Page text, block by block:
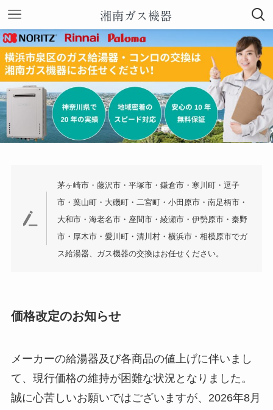
茅ヶ崎市・藤沢市・平塚市・鎌倉市・寒川町・逗子
市・葉山町・大磯町・二宮町・小田原市・南足柄市・
大和市・海老名市・座間市・綾瀬市・伊勢原市・秦野
市・厚木市・愛川町・清川村・横浜市・相模原市でガ
ス給湯器、ガス機器の交換はお任せください。
価格改定のお知らせ
メーカーの給湯器及び各商品の値上げに伴いまし
て、現行価格の維持が困難な状況となりました。
誠に心苦しいお願いではございますが、2026年8月